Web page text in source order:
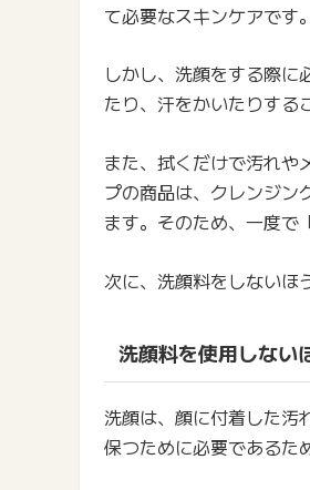
て必要なスキンケアです。
しかし、洗顔をする際に
たり、汗をかいたりする
また、拭くだけで汚れや
プの商品は、クレンジン
ます。そのため、一度で
次に、洗顔料をしないほ
洗顔料を使用しない
洗顔は、顔に付着した汚
保つために必要であるた